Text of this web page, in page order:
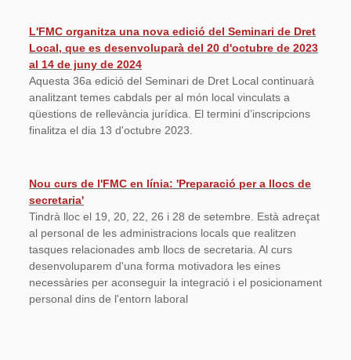
L'FMC organitza una nova edició del Seminari de Dret
Local, que es desenvoluparà del 20 d'octubre de 2023
al 14 de juny de 2024
Aquesta 36a edició del Seminari de Dret Local continuarà
analitzant temes cabdals per al món local vinculats a
qüestions de rellevància jurídica. El termini d’inscripcions
finalitza el dia 13 d'octubre 2023.
Nou curs de l'FMC en línia: 'Preparació per a llocs de
secretaria'
Tindrà lloc el 19, 20, 22, 26 i 28 de setembre. Està adreçat
al personal de les administracions locals que realitzen
tasques relacionades amb llocs de secretaria. Al curs
desenvoluparem d'una forma motivadora les eines
necessàries per aconseguir la integració i el posicionament
personal dins de l'entorn laboral